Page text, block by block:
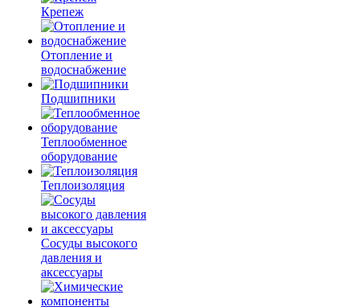
Крепеж
Отопление и
водоснабжение
Подшипники
Теплообменное
оборудование
Теплоизоляция
Сосуды высокого
давления и
аксессуары